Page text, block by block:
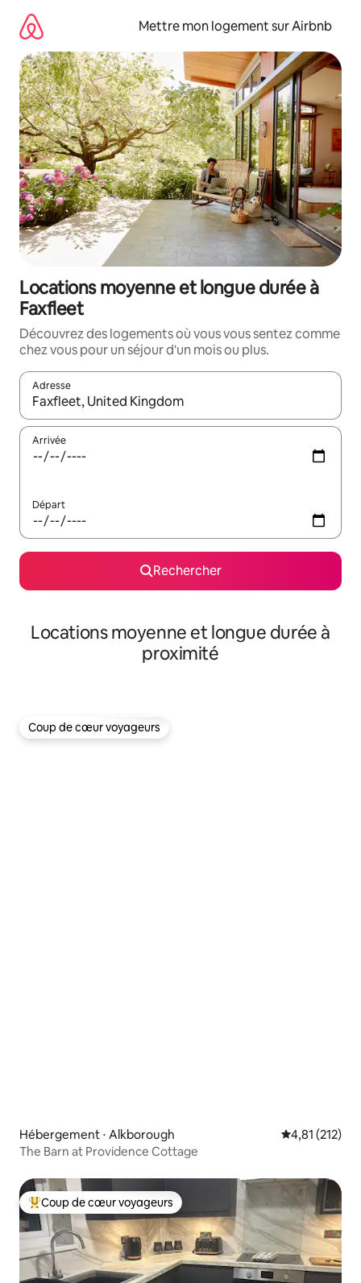
directement
contenu
Mettre mon logement sur Airbnb
Locations moyenne et longue durée à
Faxfleet
Découvrez des logements où vous vous sentez comme
chez vous pour un séjour d'un mois ou plus.
Adresse
Lorsque les résultats s'affichent, utilisez les flèches vers le
Arrivée
Départ
Rechercher
Locations moyenne et longue durée à
proximité
Coup de cœur voyageurs
Coup de cœur voyageurs
Hébergement ⋅ Alkborough Évaluation
4,81 (212)
The Barn at Providence Cottage
Coups de cœur voyageurs les plus appréciés
Coup de cœur voyageurs